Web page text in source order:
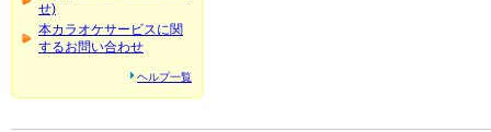
せ)
本カラオケサービスに関
するお問い合わせ
ヘルプ一覧